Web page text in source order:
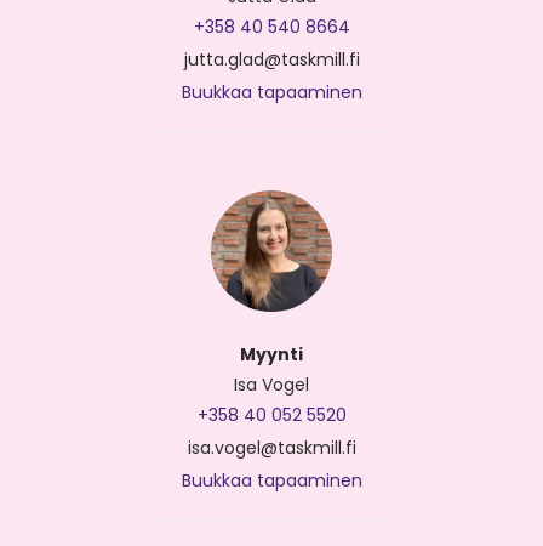
+358 40 540 8664
jutta.glad@taskmill.fi
Buukkaa tapaaminen
Myynti
Isa Vogel
+358 40 052 5520
isa.vogel@taskmill.fi
Buukkaa tapaaminen